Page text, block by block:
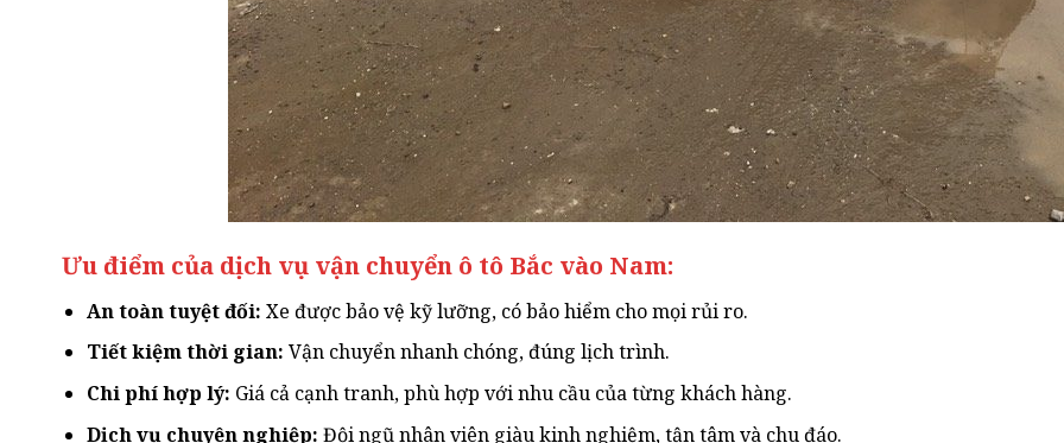
Ưu điểm của dịch vụ vận chuyển ô tô Bắc vào Nam:
An toàn tuyệt đối: Xe được bảo vệ kỹ lưỡng, có bảo hiểm cho mọi rủi ro.
Tiết kiệm thời gian: Vận chuyển nhanh chóng, đúng lịch trình.
Chi phí hợp lý: Giá cả cạnh tranh, phù hợp với nhu cầu của từng khách hàng.
Dịch vụ chuyên nghiệp: Đội ngũ nhân viên giàu kinh nghiệm, tận tâm và chu đáo.